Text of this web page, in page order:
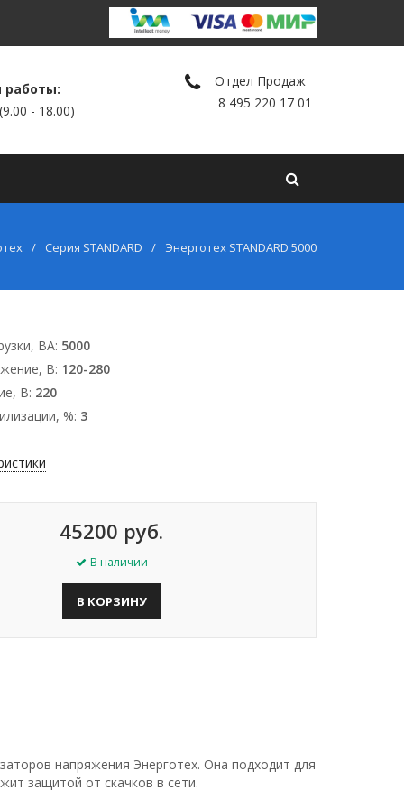
работы:
- 18.00)
Отдел Продаж
8 495 220 17 01
Личный кабинет
Серия STANDARD Энерготех STANDARD 5000
ВА: 5000
В: 120-280
В: 220
%: 3
45200 руб.
В наличии
В КОРЗИНУ
напряжения Энерготех. Она подходит для
защитой от скачков в сети.